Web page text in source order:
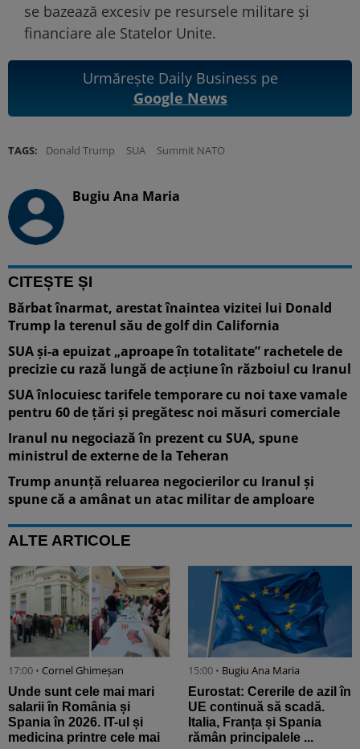
se bazează excesiv pe resursele militare și
financiare ale Statelor Unite.
Urmărește Daily Business pe
Google News
TAGS: Donald Trump SUA Summit NATO
Bugiu ⁠Ana Maria
CITEȘTE ȘI
Bărbat înarmat, arestat înaintea vizitei lui Donald
Trump la terenul său de golf din California
SUA și-a epuizat „aproape în totalitate” rachetele de
precizie cu rază lungă de acțiune în războiul cu Iranul
SUA înlocuiesc tarifele temporare cu noi taxe vamale
pentru 60 de țări și pregătesc noi măsuri comerciale
Iranul nu negociază în prezent cu SUA, spune
ministrul de externe de la Teheran
Trump anunță reluarea negocierilor cu Iranul și
spune că a amânat un atac militar de amploare
ALTE ARTICOLE
17:00 • Cornel Ghimeșan
Unde sunt cele mai mari
salarii în România și
Spania în 2026. IT-ul și
medicina printre cele mai
15:00 • Bugiu ⁠Ana Maria
Eurostat: Cererile de azil în
UE continuă să scadă.
Italia, Franța și Spania
rămân principalele ...